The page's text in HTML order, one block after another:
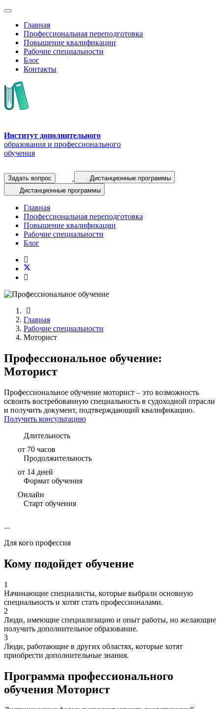
Главная
Профессиональная переподготовка
Повышение квалификации
Рабочие специальности
Блог
Контакты
Институт дополнительного
образования и профессионального
обучения
Задать вопрос
Дистанционные программы
Дистанционные программы
Главная
Профессиональная переподготовка
Повышение квалификации
Рабочие специальности
Блог
Главная
Рабочие специальности
Моторист
Профессиональное обучение:
Моторист
Профессиональное обучение моторист – это возможность
освоить востребованную специальность в судоходной отрасли
и получить документ, подтверждающий квалификацию.
Получить консультацию
Длительность
от 70 часов
Продолжительность
от 14 дней
Формат обучения
Онлайн
Старт обучения
...
Для кого профессия
Кому подойдет обучение
1
Начинающие специалисты, которые выбрали основную
специальность и хотят стать профессионалами.
2
Люди, имеющие специализацию и опыт работы, но желающие
получить дополнительное образование.
3
Люди, работающие в других областях, которые хотят
приобрести дополнительные знания.
Программа профессионального
обучения Моторист